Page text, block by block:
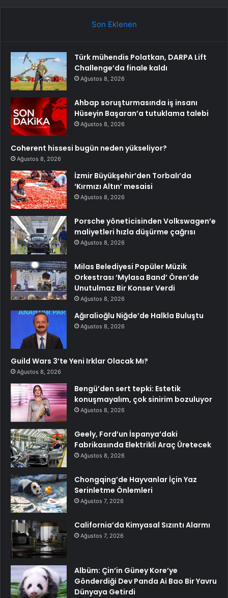
Son Eklenen
Türk mühendis Polatkan, DARPA Lift
Challenge’da finale kaldı
Ağustos 8, 2026
Ahbap soruşturmasında iş insanı
Hüseyin Başaran’a tutuklama talebi
Ağustos 8, 2026
Coherent hissesi bugün neden yükseliyor?
Ağustos 8, 2026
İzmir Büyükşehir’den Torbalı’da
‘Kırmızı Altın’ mesaisi
Ağustos 8, 2026
Porsche yöneticisinden Volkswagen’e
maliyetleri hızla düşürme çağrısı
Ağustos 8, 2026
Milas Belediyesi Popüler Müzik
Orkestrası ‘Mylasa Band’ Ören’de
Unutulmaz Bir Konser Verdi
Ağustos 8, 2026
Ağıralioğlu Niğde’de Halkla Buluştu
Ağustos 8, 2026
Guild Wars 3’te Yeni Irklar Olacak Mı?
Ağustos 8, 2026
Bengü’den sert tepki: Estetik
konuşmayalım, çok sinirim bozuluyor
Ağustos 8, 2026
Geely, Ford’un İspanya’daki
Fabrikasında Elektrikli Araç Üretecek
Ağustos 8, 2026
Chongqing’de Hayvanlar İçin Yaz
Serinletme Önlemleri
Ağustos 7, 2026
California’da Kimyasal Sızıntı Alarmı
Ağustos 7, 2026
Albüm: Çin’in Güney Kore’ye
Gönderdiği Dev Panda Ai Bao Bir Yavru
Dünyaya Getirdi